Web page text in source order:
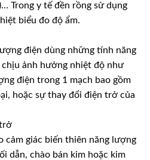
Trong y tế đền rồng sử dụng
biểu đo độ ẩm.
điện dùng những tính năng
ảnh hưởng nhiệt độ như
điện trong 1 mạch bao gồm
hoặc sự thay đổi điện trở của
cảm giác biến thiên năng lượng
dẫn, chào bán kim hoặc kim